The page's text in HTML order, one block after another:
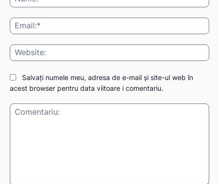
Salvați numele meu, adresa de e-mail și site-ul web în
acest browser pentru data viitoare i comentariu.